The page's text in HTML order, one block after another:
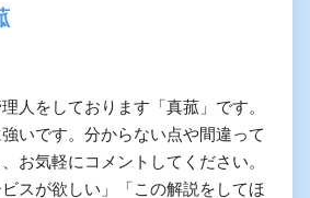
人をしております「真菰」です。
いです。分からない点や間違って
お気軽にコメントしてください。
スが欲しい」「この解説をしてほ